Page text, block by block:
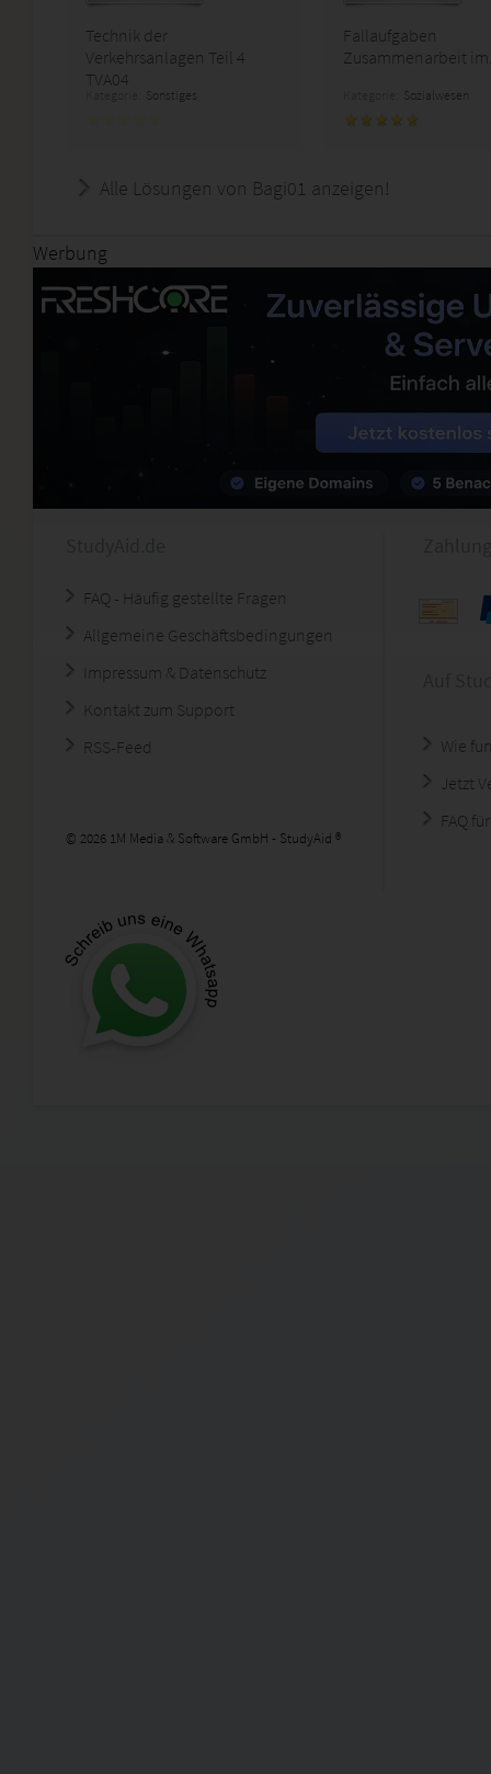
Technik der
Verkehrsanlagen Teil 4
TVA04
Sonstiges
Fallaufgaben
Zusammenarbeit
Sozialwesen
Alle Lösungen von Bagi01 anzeigen!
Werbung
FAQ - Häufig gestellte Fragen
Allgemeine Geschäftsbedingungen
Impressum & Datenschutz
Kontakt zum Support
RSS-Feed
© 2026 1M Media & Software GmbH - StudyAid ®
Wie
Jetzt
FAQ